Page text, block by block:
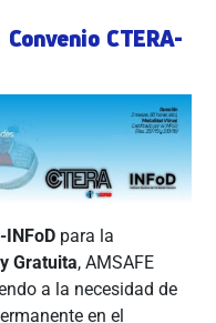
CTERA-
INFoD para la
Gratuita, AMSAFE
a la necesidad de
en el